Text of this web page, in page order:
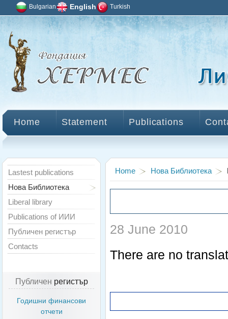
Bulgarian English Turkish
Home Statement Publications
Home Нова Библиотека
28 June 2010
There are no
Lastest publications
Нова Библиотека
Liberal library
Publications of ИИИ
Публичен регистър
Contacts
Публичен регистър
Годишни финансови
отчети